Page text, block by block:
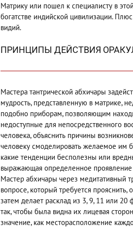
Матрику или пошел к специалисту в
богатстве индийской цивилизации.
видий.
ПРИНЦИПЫ ДЕЙСТВИЯ
Мастера тантрической абхичары
мудрость, представленную в матрике,
подобно приборам, позволяющим
недоступные для непосредственного
человека, объяснить причины
человеку смоделировать желаемое им
какие тенденции бесполезны или
выражающая определенное проявление
Мастер абхичары через медитативный
вопросе, который требуется
затем делает расклад из 3, 9, 11 или 20
так, чтобы была видна их лицевая
значение, как месторасположение